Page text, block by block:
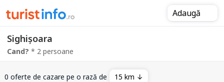
Adaugă
Sighișoara
Cand? * 2 persoane
0 oferte de cazare pe o rază de 15 km ↓